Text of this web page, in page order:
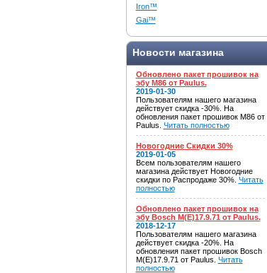
Iron™
Gai™
Новости магазина
Обновлено пакет прошивок на
эбу M86 от Paulus.
2019-01-30
Пользователям нашего магазина
действует скидка -30%. На
обновления пакет прошивок M86 от
Paulus. Читать полностью
Новогодние Скидки 30%
2019-01-05
Всем пользователям нашего
магазина действует Новогодние
скидки по Распродаже 30%. Читать
полностью
Обновлено пакет прошивок на
эбу Bosch M(E)17.9.71 от Paulus.
2018-12-17
Пользователям нашего магазина
действует скидка -20%. На
обновления пакет прошивок Bosch
M(E)17.9.71 от Paulus. Читать
полностью